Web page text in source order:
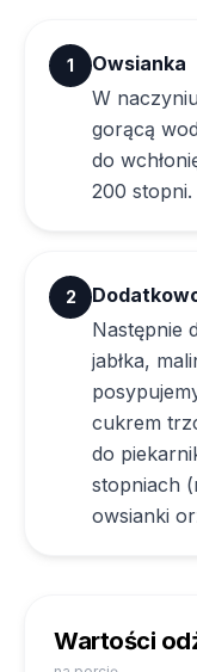
1
Owsianka
W
gorącą
do
200 stopni.
2
Następnie
jabłka,
cukrem
do
stopniach
owsianki
Wartości